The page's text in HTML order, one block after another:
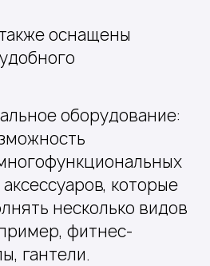
оснащены
оборудование:
которые
несколько видов
фитнес-
гантели.